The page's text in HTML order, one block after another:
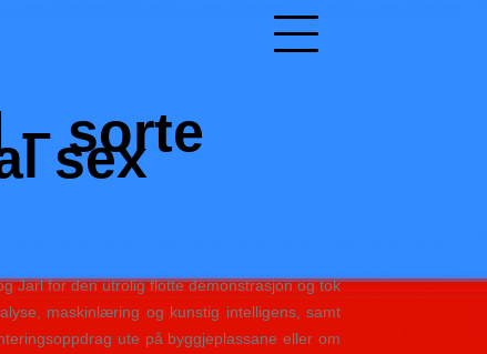
– sorte
sex
Jarl for den utrolig flotte demonstrasjon og tok
maskinlæring og kunstig intelligens, samt
ute på byggjeplassane eller om